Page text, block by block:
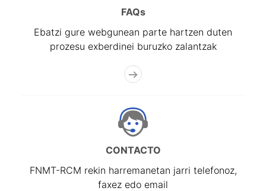
FAQs
Ebatzi gure webgunean parte hartzen duten
prozesu exberdinei buruzko zalantzak
CONTACTO
FNMT-RCM rekin harremanetan jarri telefonoz,
faxez edo email